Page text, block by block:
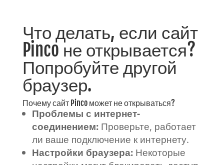
Что делать, если сайт
Pinco не открывается?
Попробуйте другой
браузер.
Почему сайт Pinco может не открываться?
Проблемы с интернет-
соединением:Проверьте, работает
ли ваше подключение к интернету.
Настройки браузера:Некоторые